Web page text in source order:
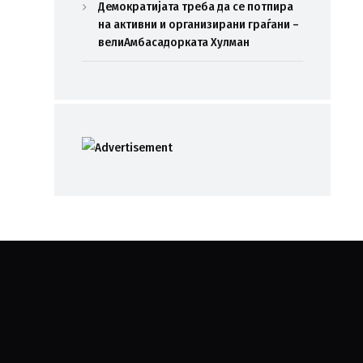
Демократијата треба да се потпира
на активни и организирани граѓани –
велиАмбасадорката Хулман